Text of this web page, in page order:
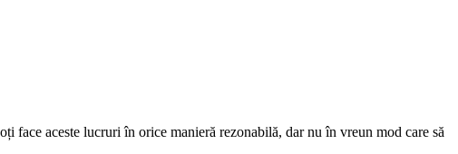
face aceste lucruri în orice manieră rezonabilă, dar nu în vreun mod care să